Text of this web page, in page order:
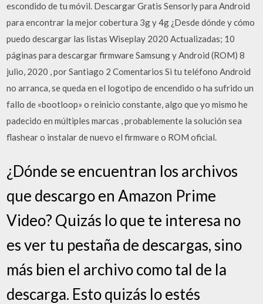
escondido de tu móvil. Descargar Gratis Sensorly para Android
para encontrar la mejor cobertura 3g y 4g ¿Desde dónde y cómo
puedo descargar las listas Wiseplay 2020 Actualizadas; 10
páginas para descargar firmware Samsung y Android (ROM) 8
julio, 2020 , por Santiago 2 Comentarios Si tu teléfono Android
no arranca, se queda en el logotipo de encendido o ha sufrido un
fallo de «bootloop» o reinicio constante, algo que yo mismo he
padecido en múltiples marcas , probablemente la solución sea
flashear o instalar de nuevo el firmware o ROM oficial.
¿Dónde se encuentran los archivos
que descargo en Amazon Prime
Video? Quizás lo que te interesa no
es ver tu pestaña de descargas, sino
más bien el archivo como tal de la
descarga. Esto quizás lo estés